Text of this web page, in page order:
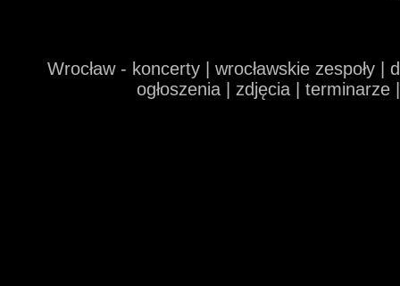
Wrocław - koncerty | wrocławskie zespoły
ogłoszenia | zdjęcia |